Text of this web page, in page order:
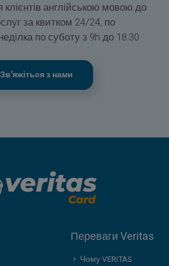
англійською мовою до
за квитком 24/24, по
по суботу з 9h до 18:30
Зв'яжіться з нами
Переваги Veritas
Чому VERITAS